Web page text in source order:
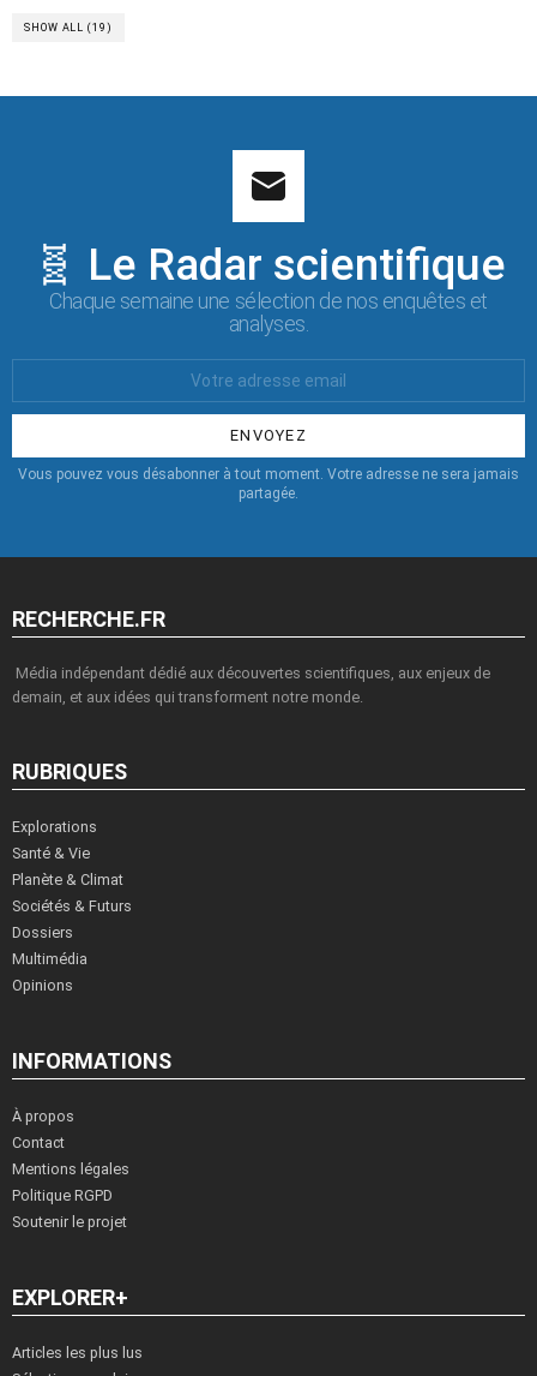
SHOW ALL (19)
🧬 Le Radar scientifique
Chaque semaine une sélection de nos enquêtes et
analyses.
:
Vous pouvez vous désabonner à tout moment. Votre adresse ne sera jamais
partagée.
RECHERCHE.FR
Média indépendant dédié aux découvertes scientifiques, aux enjeux de
demain, et aux idées qui transforment notre monde.
RUBRIQUES
Explorations
Santé & Vie
Planète & Climat
Sociétés & Futurs
Dossiers
Multimédia
Opinions
INFORMATIONS
À propos
Contact
Mentions légales
Politique RGPD
Soutenir le projet
EXPLORER+
Articles les plus lus